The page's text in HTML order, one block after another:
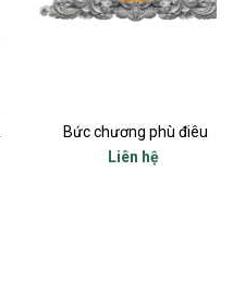
Bức chương phù điêu
Liên hệ